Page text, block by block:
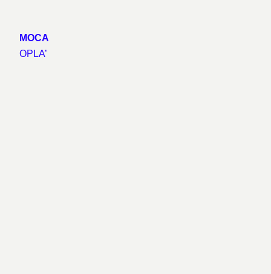
MOCA
OPLA’